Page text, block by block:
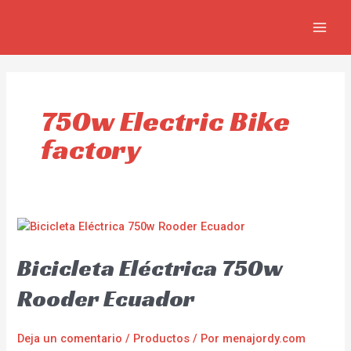
750w Electric Bike
factory
Bicicleta Eléctrica 750w
Rooder Ecuador
Deja un comentario / Productos / Por menajordy.com